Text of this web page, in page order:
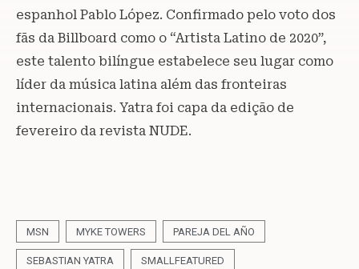
espanhol Pablo López. Confirmado pelo voto dos
fãs da Billboard como o “Artista Latino de 2020”,
este talento bilíngue estabelece seu lugar como
líder da música latina além das fronteiras
internacionais. Yatra foi capa da edição de
fevereiro da revista NUDE.
MSN MYKE TOWERS PAREJA DEL AÑO
SEBASTIAN YATRA SMALLFEATURED